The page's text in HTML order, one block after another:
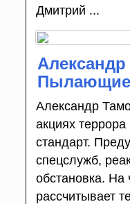
Дмитрий ...
Александр
акциях террора
стандарт.
спецслужб,
обстановка. На
рассчитывает